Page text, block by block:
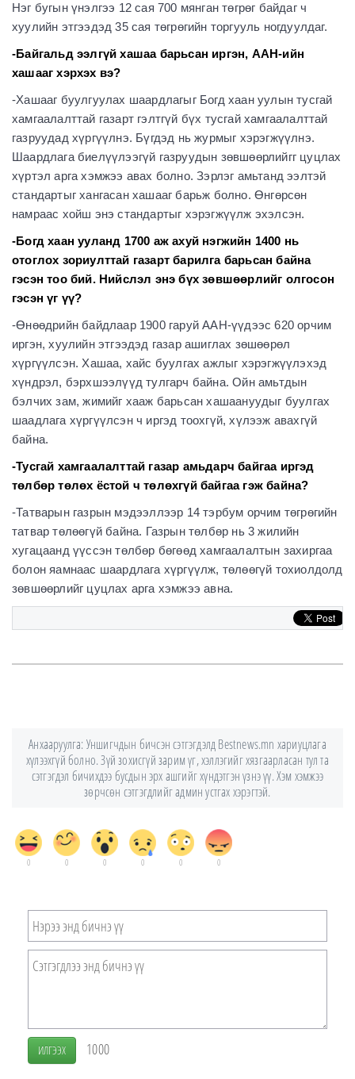
Нэг бугын үнэлгээ 12 сая 700 мянган төгрөг байдаг ч
хуулийн этгээдэд 35 сая төгрөгийн торгууль ногдуулдаг.
-Байгальд ээлгүй хашаа барьсан иргэн, ААН-ийн
хашааг хэрхэх вэ?
-Хашааг буулгуулах шаардлагыг Богд хаан уулын тусгай
хамгаалалттай газарт гэлтгүй бүх тусгай хамгаалалттай
газруудад хүргүүлнэ. Бүгдэд нь журмыг хэрэгжүүлнэ.
Шаардлага биелүүлээгүй газруудын зөвшөөрлийгг цуцлах
хүртэл арга хэмжээ авах болно. Зэрлэг амьтанд ээлтэй
стандартыг хангасан хашааг барьж болно. Өнгөрсөн
намраас хойш энэ стандартыг хэрэгжүүлж эхэлсэн.
-Богд хаан ууланд 1700 аж ахуй нэгжийн 1400 нь
отоглох зориулттай газарт барилга барьсан байна
гэсэн тоо бий. Нийслэл энэ бүх зөвшөөрлийг олгосон
гэсэн үг үү?
-Өнөөдрийн байдлаар 1900 гаруй ААН-үүдээс 620 орчим
иргэн, хуулийн этгээдэд газар ашиглах зөшөөрөл
хүргүүлсэн. Хашаа, хайс буулгах ажлыг хэрэгжүүлэхэд
хүндрэл, бэрхшээлүүд тулгарч байна. Ойн амьтдын
бэлчих зам, жимийг хааж барьсан хашаануудыг буулгах
шаадлага хүргүүлсэн ч иргэд тоохгүй, хүлээж авахгүй
байна.
-Тусгай хамгаалалттай газар амьдарч байгаа иргэд
төлбөр төлөх ёстой ч төлөхгүй байгаа гэж байна?
-Татварын газрын мэдээллээр 14 тэрбум орчим төгрөгийн
татвар төлөөгүй байна. Газрын төлбөр нь 3 жилийн
хугацаанд үүссэн төлбөр бөгөөд хамгаалалтын захиргаа
болон яамнаас шаардлага хүргүүлж, төлөөгүй тохиолдолд
зөвшөөрлийг цуцлах арга хэмжээ авна.
Анхааруулга: Уншигчдын бичсэн сэтгэгдэлд Bestnews.mn хариуцлага
хүлээхгүй болно. Зүй зохисгүй зарим үг, хэллэгийг хязгаарласан тул та
сэтгэгдэл бичихдээ бусдын эрх ашгийг хүндэтгэн үзнэ үү. Хэм хэмжээ
зөрчсөн сэтгэгдлийг админ устгах хэрэгтэй.
0 0 0 0 0 0
ИЛГЭЭХ 1000